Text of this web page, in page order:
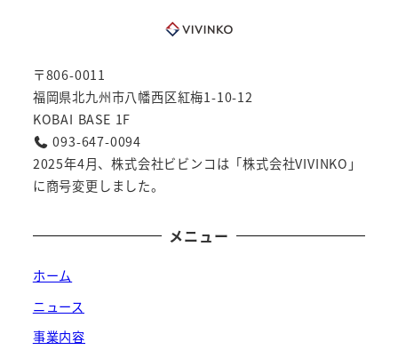
〒806-0011
福岡県北九州市八幡西区紅梅1-10-12
KOBAI BASE 1F
093-647-0094
2025年4月、株式会社ビビンコは「株式会社VIVINKO」
に商号変更しました。
メニュー
ホーム
ニュース
事業内容